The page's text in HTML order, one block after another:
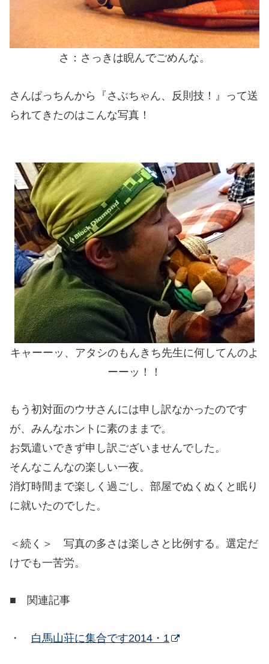
さ：さっきは睨んでごめんな。
さんぱっちんから『さぶちゃん、反則技！』って送
られてきたのはこんな写真！
キャーーッ、アタシのもんきち先生に何してんのよ
ーーッ！！
もう初対面のウサさんには申し訳なかったのです
が、みんなホントに素のままで。
お気遣いできず申し訳ございませんでした。
そんなこんなの楽しい一夜。
消灯時間まで楽しく過ごし、部屋でぬくぬくと眠り
に就いたのでした。
＜続く＞ 写真の多さは楽しさと比例する。選定だ
けでも一苦労。
■ 関連記事
・ 白馬山荘に集合です2014・1